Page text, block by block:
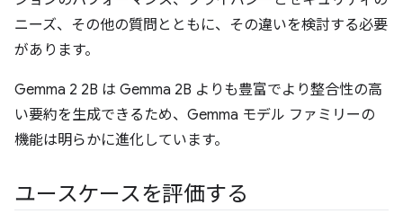
ニーズ、その他の質問とともに、その違いを検討する必要
があります。
Gemma 2 2B は Gemma 2B よりも豊富でより整合性の高
い要約を生成できるため、Gemma モデル ファミリーの
機能は明らかに進化しています。
ユースケースを評価する